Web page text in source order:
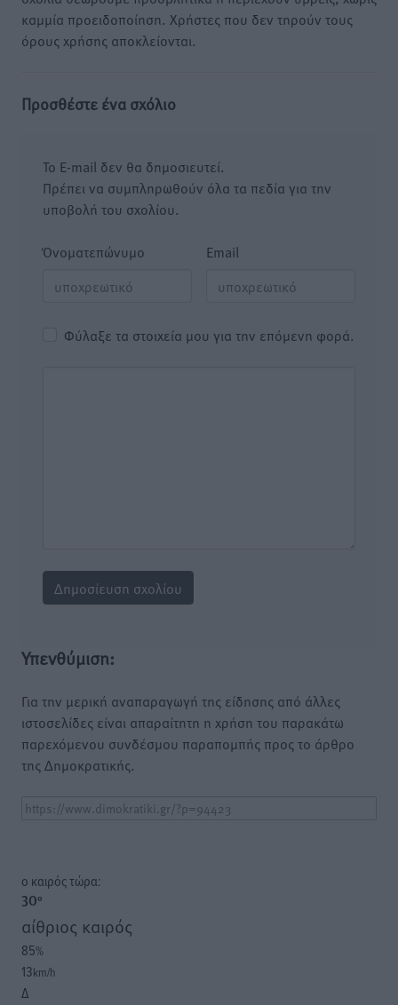
καμμία προειδοποίηση. Χρήστες που δεν τηρούν τους
όρους χρήσης αποκλείονται.
Προσθέστε ένα σχόλιο
Το E-mail δεν θα δημοσιευτεί.
Πρέπει να συμπληρωθούν όλα τα πεδία για την
υποβολή του σχολίου.
Όνοματεπώνυμο Email
Φύλαξε τα στοιχεία μου για την επόμενη φορά.
Υπενθύμιση:
Για την μερική αναπαραγωγή της είδησης από άλλες
ιστοσελίδες είναι απαραίτητη η χρήση του παρακάτω
παρεχόμενου συνδέσμου παραπομπής προς το άρθρο
της Δημοκρατικής.
o καιρός τώρα:
30°
αίθριος καιρός
85%
13km/h
Δ